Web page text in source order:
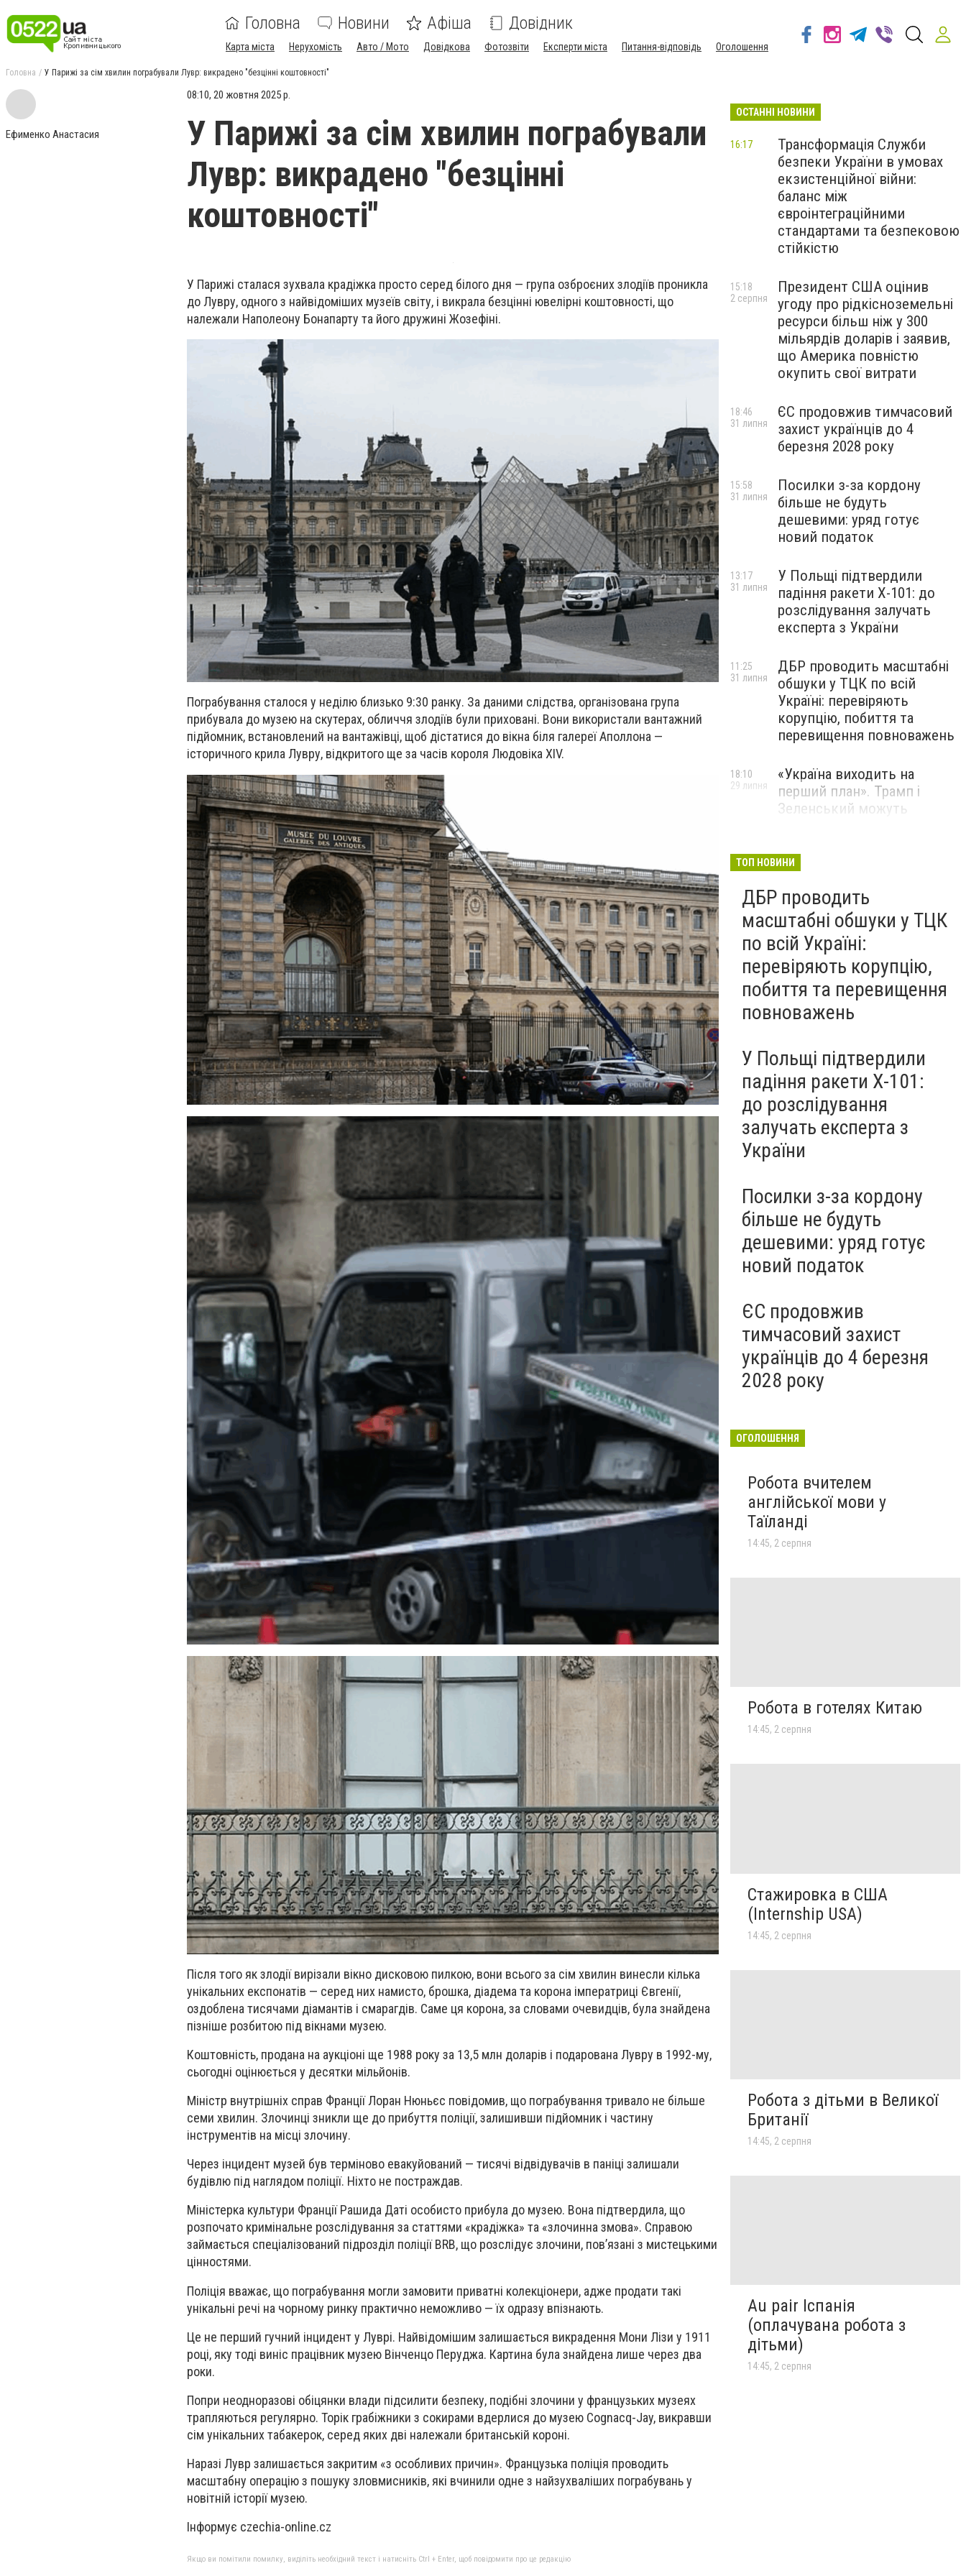
Головна Новини Афіша Довідник
Карта міста Нерухомість Авто / Мото Довідкова Фотозвіти Експерти міста Питання-відповідь Оголошення
Головна У Парижі за сім хвилин пограбували Лувр: викрадено "безцінні коштовності"
Ефименко Анастасия
08:10, 20 жовтня 2025 р.
У Парижі за сім хвилин пограбували
Лувр: викрадено "безцінні
коштовності"
У Парижі сталася зухвала крадіжка просто серед білого дня — група озброєних злодіїв проникла
до Лувру, одного з найвідоміших музеїв світу, і викрала безцінні ювелірні коштовності, що
належали Наполеону Бонапарту та його дружині Жозефіні.
Пограбування сталося у неділю близько 9:30 ранку. За даними слідства, організована група
прибувала до музею на скутерах, обличчя злодіїв були приховані. Вони використали вантажний
підйомник, встановлений на вантажівці, щоб дістатися до вікна біля галереї Аполлона —
історичного крила Лувру, відкритого ще за часів короля Людовіка XIV.
Після того як злодії вирізали вікно дисковою пилкою, вони всього за сім хвилин винесли кілька
унікальних експонатів — серед них намисто, брошка, діадема та корона імператриці Євгенії,
оздоблена тисячами діамантів і смарагдів. Саме ця корона, за словами очевидців, була знайдена
пізніше розбитою під вікнами музею.
Коштовність, продана на аукціоні ще 1988 року за 13,5 млн доларів і подарована Лувру в 1992-му,
сьогодні оцінюється у десятки мільйонів.
Міністр внутрішніх справ Франції Лоран Нюньєс повідомив, що пограбування тривало не більше
семи хвилин. Злочинці зникли ще до прибуття поліції, залишивши підйомник і частину
інструментів на місці злочину.
Через інцидент музей був терміново евакуйований — тисячі відвідувачів в паніці залишали
будівлю під наглядом поліції. Ніхто не постраждав.
Міністерка культури Франції Рашида Даті особисто прибула до музею. Вона підтвердила, що
розпочато кримінальне розслідування за статтями «крадіжка» та «злочинна змова». Справою
займається спеціалізований підрозділ поліції BRB, що розслідує злочини, пов’язані з мистецькими
цінностями.
Поліція вважає, що пограбування могли замовити приватні колекціонери, адже продати такі
унікальні речі на чорному ринку практично неможливо — їх одразу впізнають.
Це не перший гучний інцидент у Луврі. Найвідомішим залишається викрадення Мони Лізи у 1911
році, яку тоді виніс працівник музею Вінченцо Перуджа. Картина була знайдена лише через два
роки.
Попри неодноразові обіцянки влади підсилити безпеку, подібні злочини у французьких музеях
трапляються регулярно. Торік грабіжники з сокирами вдерлися до музею Cognacq-Jay, викравши
сім унікальних табакерок, серед яких дві належали британській короні.
Наразі Лувр залишається закритим «з особливих причин». Французька поліція проводить
масштабну операцію з пошуку зловмисників, які вчинили одне з найзухваліших пограбувань у
новітній історії музею.
Інформує czechia-online.cz
Якщо ви помітили помилку, виділіть необхідний текст і натисніть Ctrl + Enter, щоб повідомити про це редакцію
ОСТАННІ НОВИНИ
Трансформація Служби
безпеки України в умовах
екзистенційної війни:
баланс між
євроінтеграційними
стандартами та безпековою
стійкістю
16:17
Президент США оцінив
угоду про рідкісноземельні
ресурси більш ніж у 300
мільярдів доларів і заявив,
що Америка повністю
окупить свої витрати
15:18
2 серпня
ЄС продовжив тимчасовий
захист українців до 4
березня 2028 року
18:46
31 липня
Посилки з-за кордону
більше не будуть
дешевими: уряд готує
новий податок
15:58
31 липня
У Польщі підтвердили
падіння ракети Х-101: до
розслідування залучать
експерта з України
13:17
31 липня
ДБР проводить масштабні
обшуки у ТЦК по всій
Україні: перевіряють
корупцію, побиття та
перевищення повноважень
11:25
31 липня
«Україна виходить на
перший план». Трамп і
Зеленський можуть
18:10
29 липня
навчання зі зміцнення
доброчесності й
ефективного урядування
29 липня
ТОП НОВИНИ
ДБР проводить
масштабні обшуки у ТЦК
по всій Україні:
перевіряють корупцію,
побиття та перевищення
повноважень
У Польщі підтвердили
падіння ракети Х-101:
до розслідування
залучать експерта з
України
Посилки з-за кордону
більше не будуть
дешевими: уряд готує
новий податок
ЄС продовжив
тимчасовий захист
українців до 4 березня
2028 року
ОГОЛОШЕННЯ
Робота вчителем
англійської мови у
Таїланді
14:45, 2 серпня
Робота в готелях Китаю
14:45, 2 серпня
Стажировка в США
(Internship USA)
14:45, 2 серпня
Робота з дітьми в Великої
Британії
14:45, 2 серпня
Au pair Іспанія
(оплачувана робота з
дітьми)
14:45, 2 серпня